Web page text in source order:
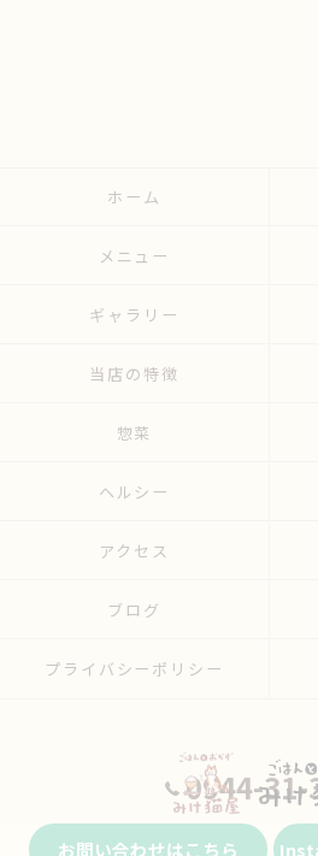
0944-31-
お問い合わせはこちら
ホーム
メニュー
ギャラリー
当店の特徴
惣菜
ヘルシー
アクセス
ブログ
プライバシーポリシー